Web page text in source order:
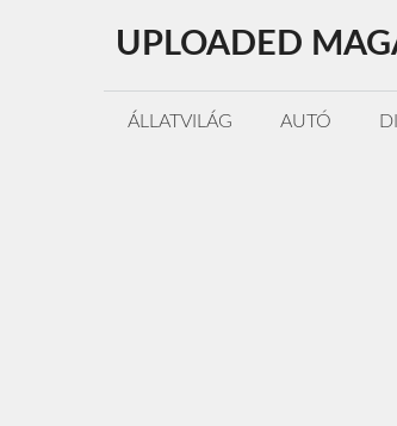
tartalomba
UPLOADED
ÁLLATVILÁG AUTÓ